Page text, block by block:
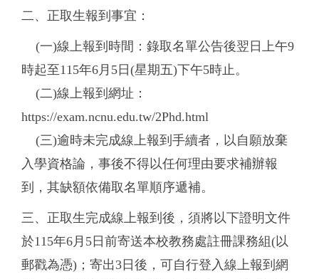
二、正取生報到事宜：
(一)線上報到時間：錄取名單公告後翌日上午9
時起至115年6月5日(星期五)下午5時止。
(二)線上報到網址：
https://exam.ncnu.edu.tw/2Phd.html
(三)逾時未完成線上報到手續者，以自願放棄
入學資格論，事後不得以任何理由要求補辦報
到，其缺額依備取名單順序遞補。
三、正取生完成線上報到後，須將以下證明文件
於115年6月5日前寄送本校教務處註冊課務組(以
郵戳為憑)；寄出3日後，可自行登入線上報到網